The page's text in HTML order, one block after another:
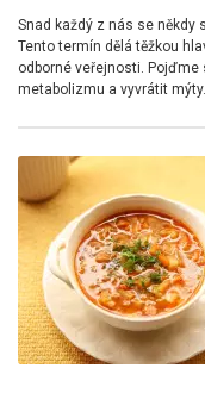
Snad každý z nás se někdy
Tento termín dělá těžkou
odborné veřejnosti.
metabolizmu a vyvrátit mýty.